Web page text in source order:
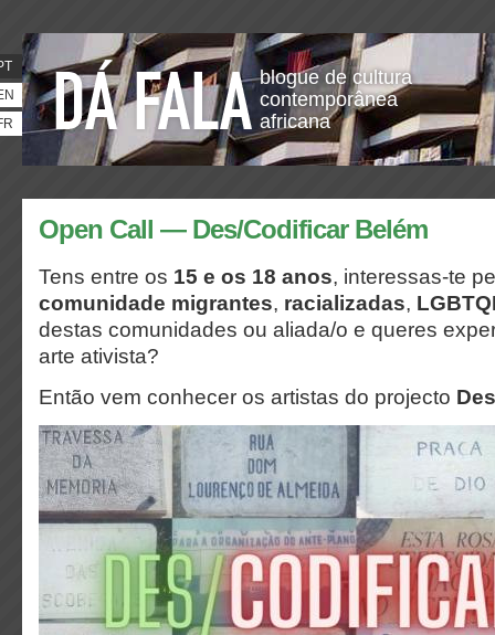
blogue de cultura
contemporânea
africana
Open Call — Des/Codificar Belém
Tens entre os 15 e os 18 anos, interessas-te
comunidade migrantes, racializadas,
destas comunidades ou aliada/o e queres
arte ativista?
Então vem conhecer os artistas do projecto